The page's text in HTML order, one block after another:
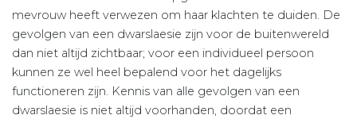
mevrouw heeft verwezen om haar klachten te duiden. De
gevolgen van een dwarslaesie zijn voor de buitenwereld
dan niet altijd zichtbaar; voor een individueel persoon
kunnen ze wel heel bepalend voor het dagelijks
functioneren zijn. Kennis van alle gevolgen van een
dwarslaesie is niet altijd voorhanden, doordat een